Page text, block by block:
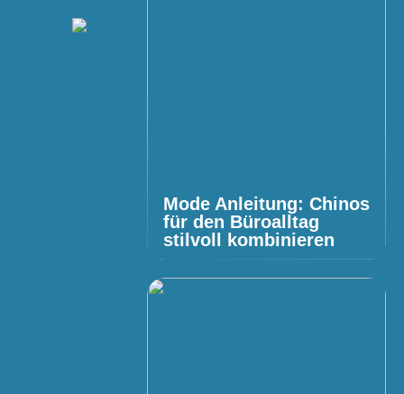
Mode Anleitung: Chinos
für den Büroalltag
stilvoll kombinieren